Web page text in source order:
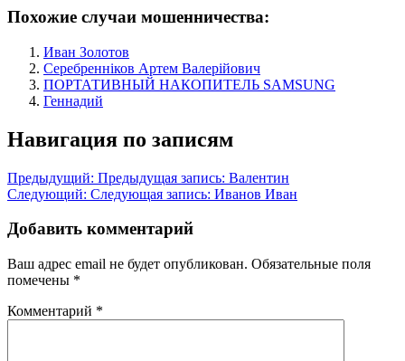
Похожие случаи мошенничества:
Иван Золотов
Серебренніков Артем Валерійович
ПОРТАТИВНЫЙ НАКОПИТЕЛЬ SAMSUNG
Геннадий
Навигация по записям
Предыдущий: Предыдущая запись: Валентин
Следующий: Следующая запись: Иванов Иван
Добавить комментарий
Ваш адрес email не будет опубликован. Обязательные поля
помечены *
Комментарий *